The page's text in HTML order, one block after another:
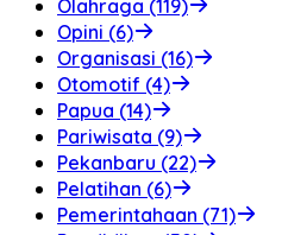
Olahraga (119)
Opini (6)
Organisasi (16)
Otomotif (4)
Papua (14)
Pariwisata (9)
Pekanbaru (22)
Pelatihan (6)
Pemerintahaan (71)